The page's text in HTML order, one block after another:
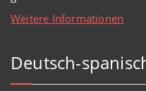
Weitere Informationen
Deutsch-